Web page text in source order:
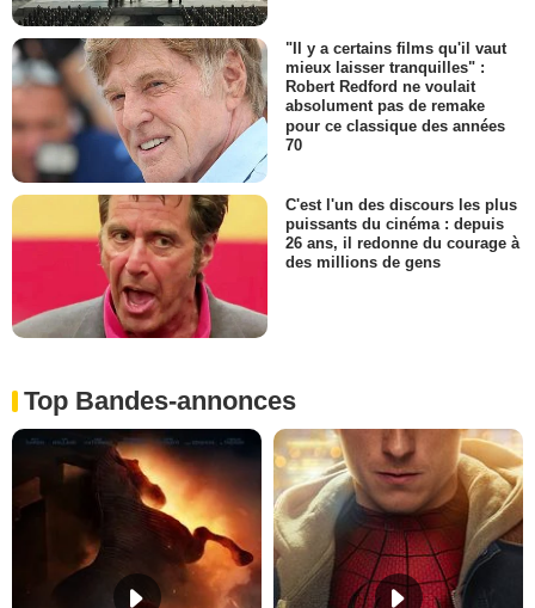
"Il y a certains films qu'il vaut
mieux laisser tranquilles" :
Robert Redford ne voulait
absolument pas de remake
pour ce classique des années
70
C'est l'un des discours les plus
puissants du cinéma : depuis
26 ans, il redonne du courage à
des millions de gens
Top Bandes-annonces